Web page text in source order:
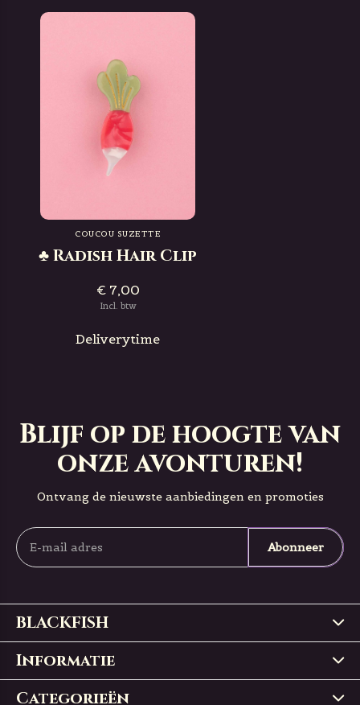
COUCOU SUZETTE
♣ Radish Hair Clip
€ 7,00
Incl. btw
Deliverytime
Blijf op de hoogte van
onze avonturen!
Ontvang de nieuwste aanbiedingen en promoties
Abonneer
BLACKFISH
Informatie
Categorieën